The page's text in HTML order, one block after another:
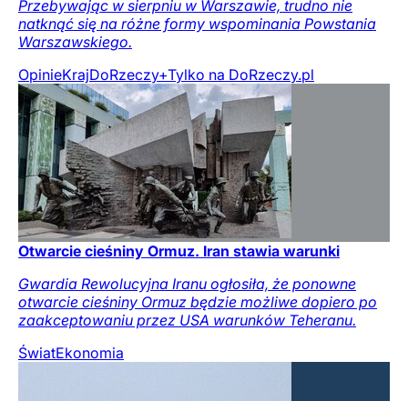
Przebywając w sierpniu w Warszawie, trudno nie
natknąć się na różne formy wspominania Powstania
Warszawskiego.
OpinieKrajDoRzeczy+Tylko na DoRzeczy.pl
Otwarcie cieśniny Ormuz. Iran stawia warunki
Gwardia Rewolucyjna Iranu ogłosiła, że ponowne
otwarcie cieśniny Ormuz będzie możliwe dopiero po
zaakceptowaniu przez USA warunków Teheranu.
ŚwiatEkonomia